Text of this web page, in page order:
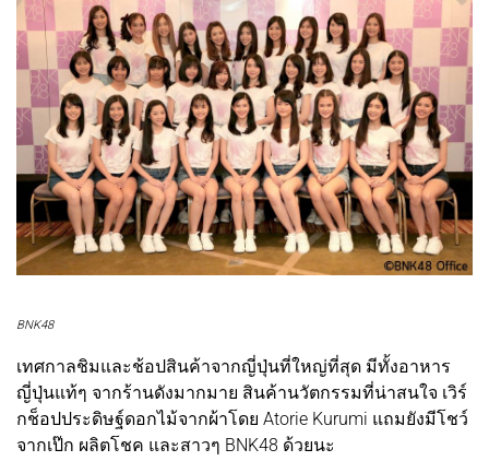
BNK48
เทศกาลชิมและช้อปสินค้าจากญี่ปุ่นที่ใหญ่ที่สุด มีทั้งอาหาร
ญี่ปุ่นแท้ๆ จากร้านดังมากมาย สินค้านวัตกรรมที่น่าสนใจ เวิร์
กช็อปประดิษฐ์ดอกไม้จากผ้าโดย Atorie Kurumi แถมยังมีโชว์
จากเป๊ก ผลิตโชค และสาวๆ BNK48 ด้วยนะ